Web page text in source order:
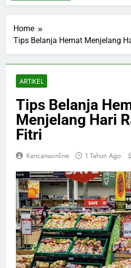
Home
Tips Belanja Hemat Menjelang
ARTIKEL
Tips Belanja
Menjelang Hari
Fitri
Kencanaonline 1 Tahun Ago